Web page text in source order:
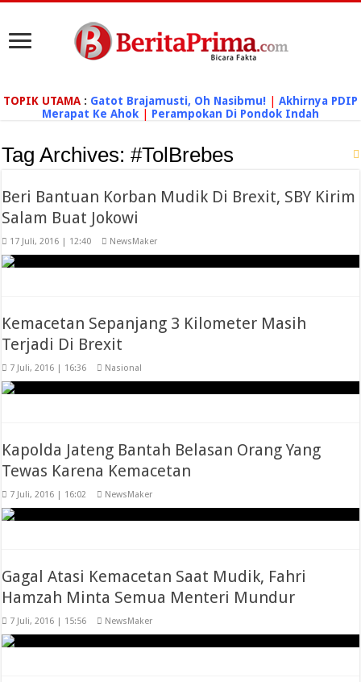
TOPIK UTAMA : Gatot Brajamusti, Oh Nasibmu!
Akhirnya PDIP
Merapat Ke Ahok
Perampokan Di Pondok Indah
Tag Archives:#TolBrebes
Beri Bantuan Korban Mudik Di Brexit, SBY Kirim
Salam Buat Jokowi
17 Juli, 2016 | 12:40 NewsMaker
Kemacetan Sepanjang 3 Kilometer Masih
Terjadi Di Brexit
7 Juli, 2016 | 16:36 Nasional
Kapolda Jateng Bantah Belasan Orang Yang
Tewas Karena Kemacetan
7 Juli, 2016 | 16:02 NewsMaker
Gagal Atasi Kemacetan Saat Mudik, Fahri
Hamzah Minta Semua Menteri Mundur
7 Juli, 2016 | 15:56 NewsMaker